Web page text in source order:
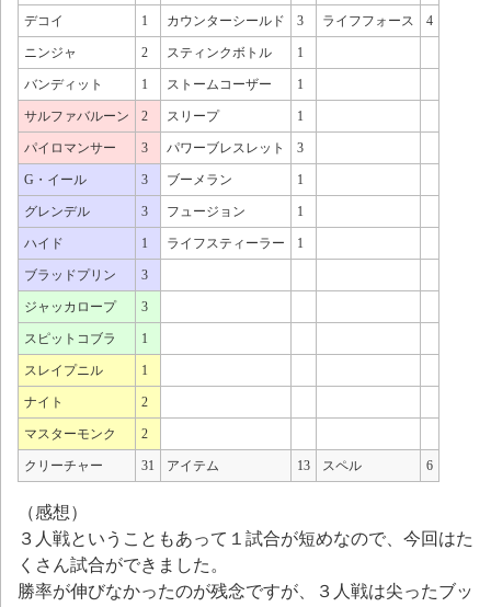
デコイ 1 カウンターシールド 3 ライフフォース 4
ニンジャ 2 スティンクボトル 1
バンディット 1 ストームコーザー 1
サルファバルーン 2 スリープ 1
パイロマンサー 3 パワーブレスレット 3
G・イール 3 ブーメラン 1
グレンデル 3 フュージョン 1
ハイド 1 ライフスティーラー 1
ブラッドプリン 3
ジャッカロープ 3
スピットコブラ 1
スレイプニル 1
ナイト 2
マスターモンク 2
クリーチャー 31 アイテム 13 スペル 6
（感想）
３人戦ということもあって１試合が短めなので、今回はた
くさん試合ができました。
勝率が伸びなかったのが残念ですが、３人戦は尖ったブッ